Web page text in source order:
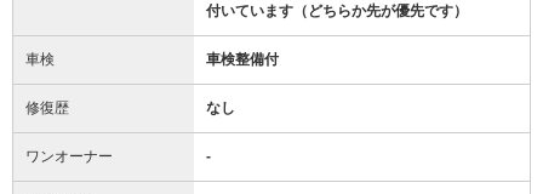
付いています（どちらか先が優先です）
車検 車検整備付
修復歴 なし
ワンオーナー -